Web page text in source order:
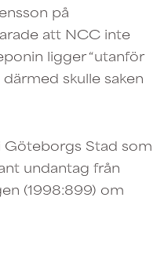
på
att NCC inte
ligger “utanför
skulle saken
Göteborgs Stad som
undantag från
(1998:899) om